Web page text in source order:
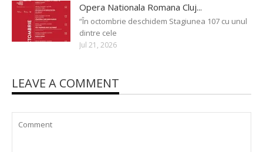
Opera Nationala Romana Cluj...
“În octombrie deschidem Stagiunea 107 cu unul
dintre cele
Jul 21, 2026
LEAVE A COMMENT